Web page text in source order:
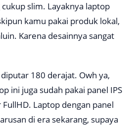
slim. Layaknya laptop
kamu pakai produk lokal,
Karena desainnya sangat
180 derajat. Owh ya,
ini juga sudah pakai panel IPS
Laptop dengan panel
di era sekarang, supaya